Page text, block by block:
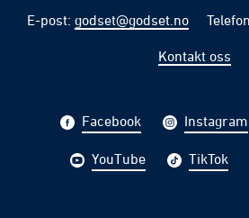
E-post: godset@godset.no Telefon
Kontakt oss
Facebook Instagram
YouTube TikTok